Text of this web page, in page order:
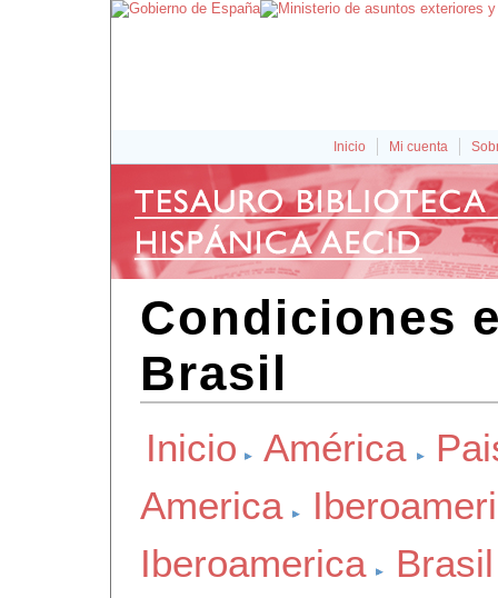
Inicio Mi cuenta
Condiciones
Brasil
Inicio América
America
Iberoamerica
Brasil